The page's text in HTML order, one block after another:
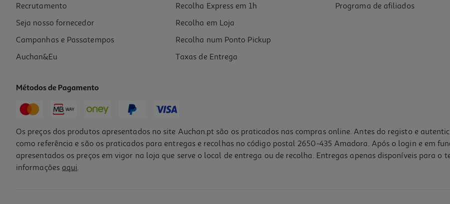
10,71 €
-10%
Recrutamento
Seja nosso fornecedor
Campanhas e Passatempos
Auchan&Eu
Recolha Express em 1h
Recolha em Loja
Recolha num Ponto Pickup
Taxas de Entrega
Programa de afiliados
Métodos de Pagamento
Os preços dos produtos apresentados no site Auchan.pt são os praticados nas compras online. Antes do registo e
como referência e são os praticados para entregas e recolhas no código postal 2650-435 Amadora. Após o login e em
apresentados os preços em vigor na loja que serve o local de entrega ou de recolha. Entregas apenas disponíveis para
informações aqui.